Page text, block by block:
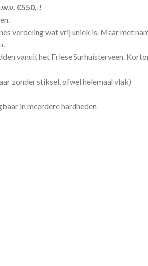
€550,-!
verdeling wat vrij uniek is. Maar met
vanuit het Friese Surhuisterveen.
zonder stiksel, ofwel helemaal vlak)
in meerdere hardheden